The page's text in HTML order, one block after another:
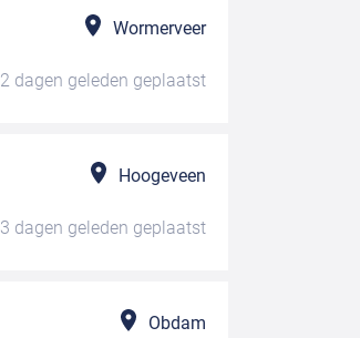
Wormerveer
2 dagen geleden geplaatst
Hoogeveen
3 dagen geleden geplaatst
Obdam